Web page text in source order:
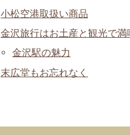
小松空港取扱い商品
金沢旅行はお土産と観光で満
金沢駅の魅力
末広堂もお忘れなく